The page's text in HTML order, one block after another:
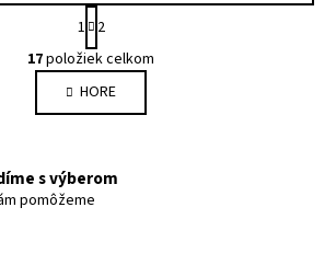
Ovládacie prvky výpisu
Stránkovanie
1
2
17položiek celkom
HORE
s výberom
pomôžeme